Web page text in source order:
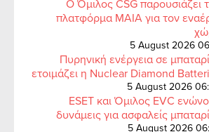
Ο Όμιλος CSG παρουσιάζει
πλατφόρμα MAIA για τον
5 August 2026
Πυρηνική ενέργεια σε
ετοιμάζει η Nuclear Diamond
5 August 2026
ESET και Όμιλος EVC
δυνάμεις για ασφαλείς
5 August 2026